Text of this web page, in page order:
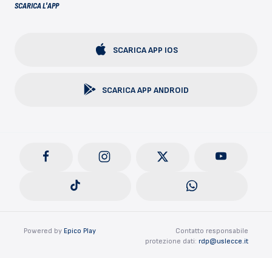
SCARICA L'APP
SCARICA APP IOS
SCARICA APP ANDROID
Powered by Epico Play
Contatto responsabile
protezione dati: rdp@uslecce.it